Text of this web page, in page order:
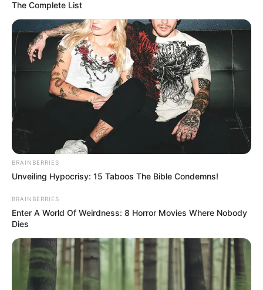
The Complete List
BRAINBERRIES
Unveiling Hypocrisy: 15 Taboos The Bible Condemns!
BRAINBERRIES
Enter A World Of Weirdness: 8 Horror Movies Where Nobody
Dies